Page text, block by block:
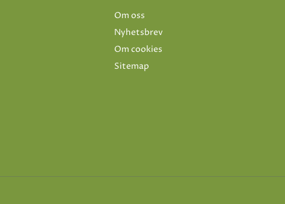
Om oss
Nyhetsbrev
Om cookies
Sitemap